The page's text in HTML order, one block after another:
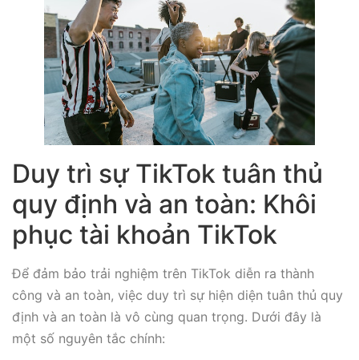
Duy trì sự TikTok tuân thủ
quy định và an toàn: Khôi
phục tài khoản TikTok
Để đảm bảo trải nghiệm trên TikTok diễn ra thành
công và an toàn, việc duy trì sự hiện diện tuân thủ quy
định và an toàn là vô cùng quan trọng. Dưới đây là
một số nguyên tắc chính: